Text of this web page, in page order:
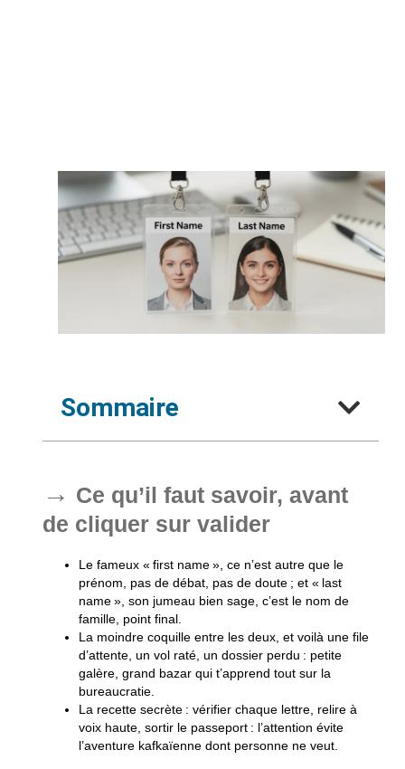
Sommaire
Ce qu’il faut savoir, avant
de cliquer sur valider
Le fameux « first name », ce n’est autre que le
prénom, pas de débat, pas de doute; et « last
name », son jumeau bien sage, c’est le nom de
famille, point final.
La moindre coquille entre les deux, et voilà une file
d’attente, un vol raté, un dossier perdu : petite
galère, grand bazarqui t’apprend tout sur la
bureaucratie.
La recette secrète : vérifier chaque lettre, relire à
voix haute, sortir le passeport : l’attention évite
l’aventure kafkaïennedont personne ne veut.